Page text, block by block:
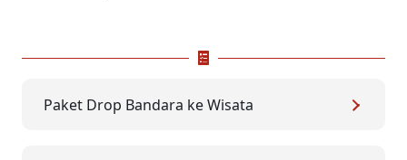
Paket Drop Bandara ke Wisata